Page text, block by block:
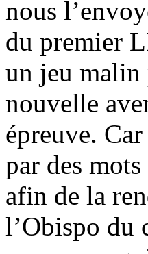
nous
du premier
un jeu malin
nouvelle
épreuve.
par des
afin de la
l’Obispo du